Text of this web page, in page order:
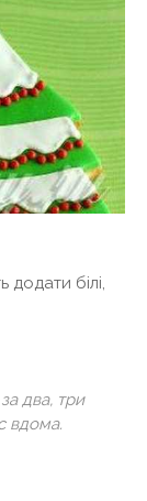
додати білі,
два, три
вдома.